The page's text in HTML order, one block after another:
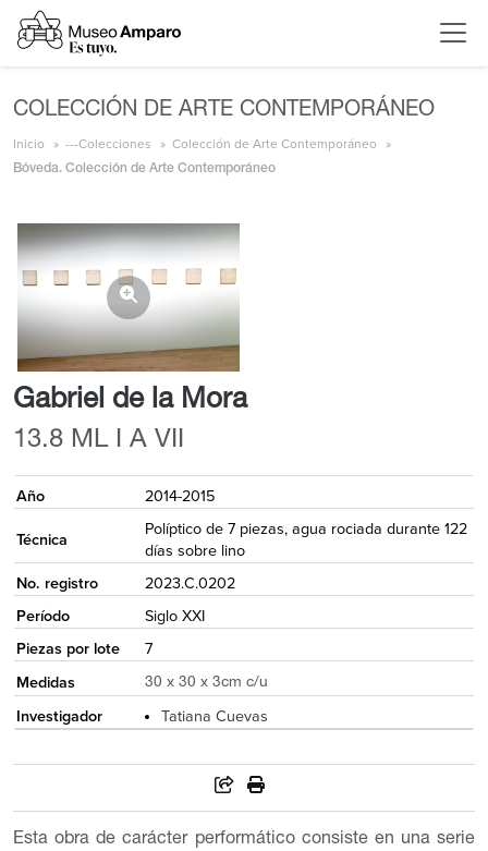
COLECCIÓN DE ARTE CONTEMPORÁNEO
Inicio ---Colecciones Colección de Arte Contemporáneo
Bóveda. Colección de Arte Contemporáneo
Gabriel de la Mora
13.8 ML I A VII
Año 2014-2015
Técnica
Políptico de 7 piezas, agua rociada durante 122
días sobre lino
No. registro
2023.C.0202
Período
Siglo XXI
Piezas por lote
7
Medidas
30 x 30 x 3cm c/u
Investigador Tatiana Cuevas
Esta obra de carácter performático consiste en una serie